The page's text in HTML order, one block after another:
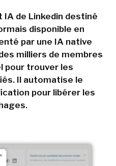
de Linkedin destiné
disponible en
par une IA native
milliers de membres
pour trouver les
Il automatise le
pour libérer les